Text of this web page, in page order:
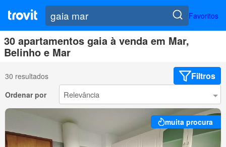
Favoritos
30 apartamentos gaia à venda em Mar,
Belinho e Mar
30 resultados Filtros
Ordenar por
muita procura